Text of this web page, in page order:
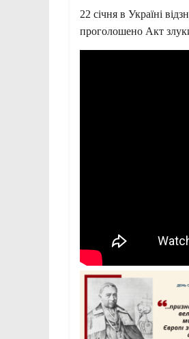
22 січня в Україні
проголошено Акт